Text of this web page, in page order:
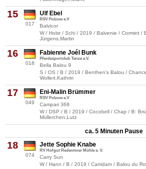
15
017
Ulf Ebel
RSV Polzow e.V
Balvicor
W / Holst / Schi / 2019 / Balvenie / Cormint /
Jürgens,Martin
16
018
Fabienne Joél Bunk
Pferdesportclub Tenze e.V.
Bella Balou 9
S / OS / B / 2019 / Benthen's Balou /
Wollert,Kathrin
17
049
Eni-Malin Brümmer
RSV Polzow e.V
Campari 368
W / DSP / B / 2019 / Cocobell / Chap / B:
Müllerchen,Lutz
ca. 5 Minuten Pause
18
074
Jette Sophie Knabe
RV Hofgut Redentiner Mühle e. V.
Carry Sun
W / Hann / B / 2019 / Carridam / Balou du